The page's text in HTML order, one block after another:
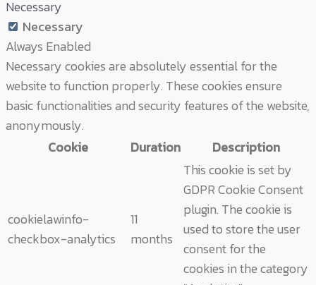
Necessary
Necessary
Always Enabled
Necessary cookies are absolutely essential for the
website to function properly. These cookies ensure
basic functionalities and security features of the website,
anonymously.
Cookie
Duration Description
cookielawinfo-
checkbox-analytics
11
months
This cookie is set by
GDPR Cookie Consent
plugin. The cookie is
used to store the user
consent for the
cookies in the category